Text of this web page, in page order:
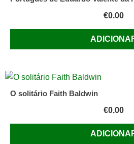
€0.00
O solitário Faith Baldwin
€0.00